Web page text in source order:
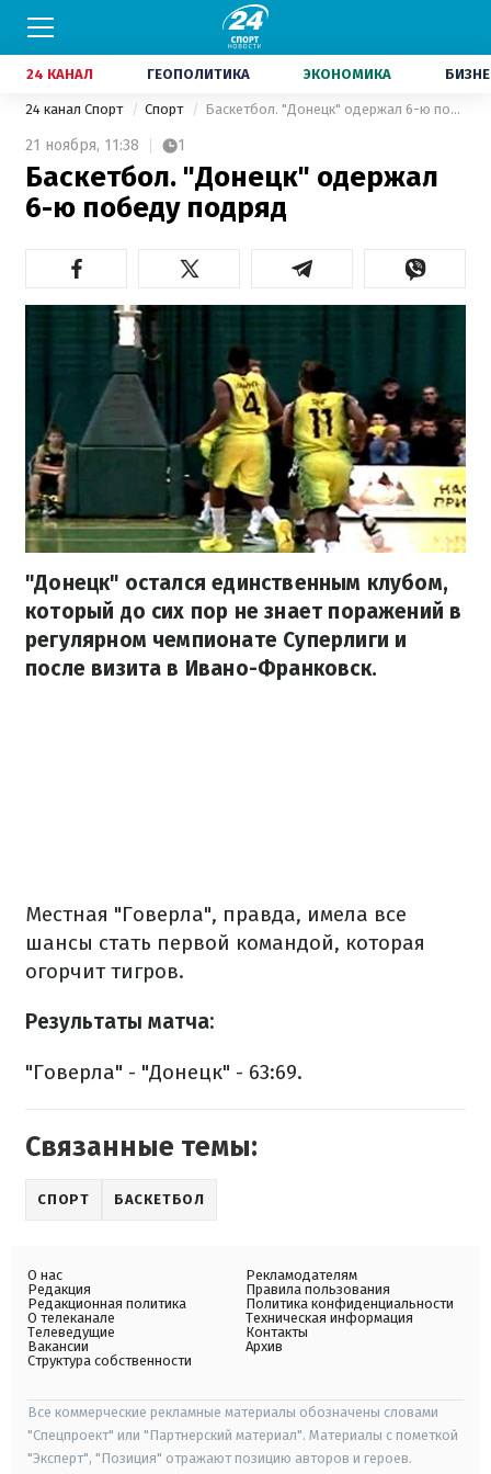
24 КАНАЛ ГЕОПОЛИТИКА ЭКОНОМИКА
24 канал Спорт Спорт Баскетбол. "Донецк" одержал 6-ю победу подряд
21 ноября, 11:38 1
Баскетбол. "Донецк" одержал
6-ю победу подряд
"Донецк" остался единственным клубом,
который до сих пор не знает поражений в
регулярном чемпионате Суперлиги и
после визита в Ивано-Франковск.
Местная "Говерла", правда, имела все
шансы стать первой командой, которая
огорчит тигров.
Результаты матча:
"Говерла" - "Донецк" - 63:69.
Связанные темы:
СПОРТ БАСКЕТБОЛ
О нас
Редакция
Редакционная политика
О телеканале
Телеведущие
Вакансии
Структура собственности
Рекламодателям
Правила пользования
Политика конфиденциальности
Техническая информация
Контакты
Архив
Все коммерческие рекламные материалы обозначены словами
"Спецпроект" или "Партнерский материал". Материалы с пометкой
"Эксперт", "Позиция" отражают позицию авторов и героев.